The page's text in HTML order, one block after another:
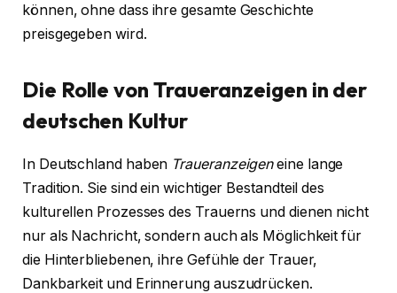
können, ohne dass ihre gesamte Geschichte
preisgegeben wird.
Die Rolle von Traueranzeigen in der
deutschen Kultur
In Deutschland haben Traueranzeigeneine lange
Tradition. Sie sind ein wichtiger Bestandteil des
kulturellen Prozesses des Trauerns und dienen nicht
nur als Nachricht, sondern auch als Möglichkeit für
die Hinterbliebenen, ihre Gefühle der Trauer,
Dankbarkeit und Erinnerung auszudrücken.